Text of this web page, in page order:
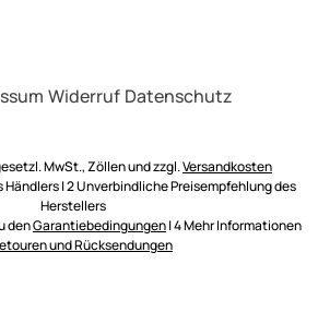
Widerruf Datenschutz
MwSt., Zöllen und zzgl.Versandkosten
Händlers | 2 Unverbindliche Preisempfehlung des
Herstellers
denGarantiebedingungen| 4 Mehr Informationen
und Rücksendungen